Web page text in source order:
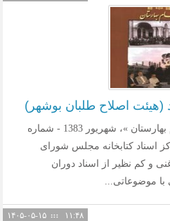
(هیئت اصلاح طلبان بوشهر)
نویسنده: ططری،علی؛ مجله: پیام بهارستان »، شهریور 1383 - شماره
5) درآمد: مرکز اسناد کتابخانه مجلس شورای
و کم نظیر از اسناد دوران
موضوعاتی...
۱۱:۴۸